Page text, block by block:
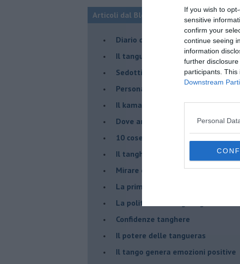
If you wish to
sensitive
confirm your
continue seeing
information
further
participants.
Downstream
Personal
Articoli dal Blog “Parole milonguere” di
Diario di una tanghera
Il tanguero che entra in pista
Sedotti e abbandonati nel tango
Personalità tanguera
Il kamasutango
Dove andiamo stasera?
10 cose da non dire a fine tanda
Il tanghero odioso
Mirare con la PNL
La prima volta
La politica nel tango argentino
Confidenze tanghere
Il potere delle tangueras
Il tango genera emozioni positive